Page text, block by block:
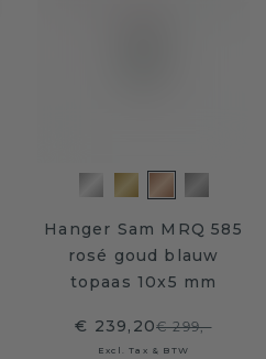
Hanger Sam MRQ 585
rosé goud blauw
topaas 10x5 mm
€ 239,20€ 299,-
Excl. Tax & BTW